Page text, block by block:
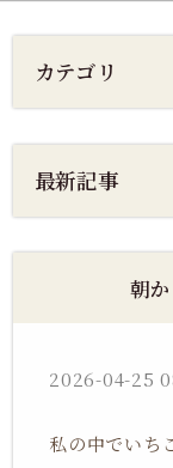
カテゴリ
最新記事
朝
2026-04-25
私の中でいち